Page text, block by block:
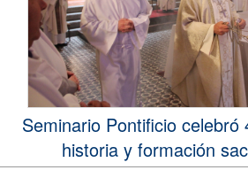
Seminario Pontificio celebró
historia y formación